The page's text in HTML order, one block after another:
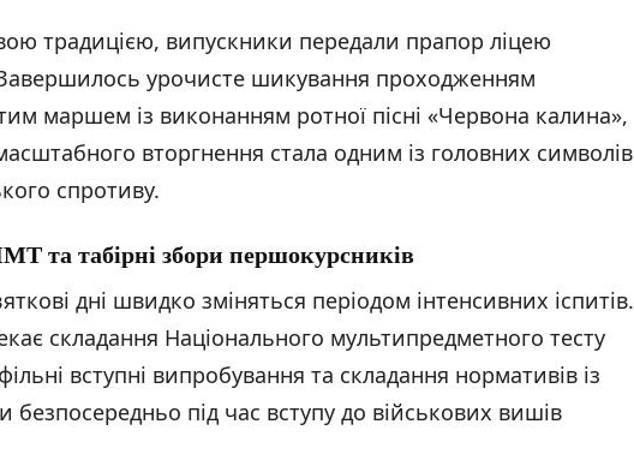
традицією, випускники передали прапор ліцею
урочисте шикування проходженням
маршем із виконанням ротної пісні «Червона калина»,
вторгнення стала одним із головних символів
спротиву.
та табірні збори першокурсників
дні швидко зміняться періодом інтенсивних іспитів.
складання Національного мультипредметного тесту
вступні випробування та складання нормативів із
безпосередньо під час вступу до військових вишів